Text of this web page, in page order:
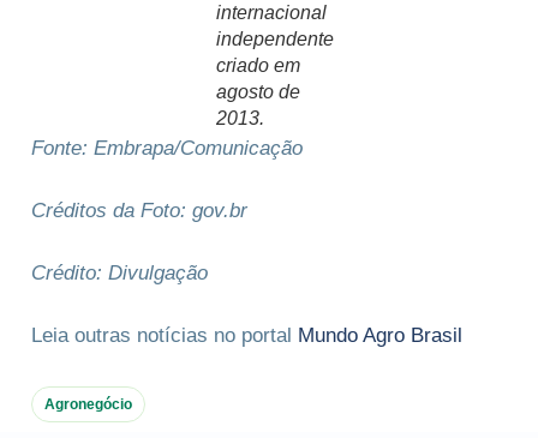
internacional
independente
criado em
agosto de
2013.
Fonte: Embrapa/Comunicação
Créditos da Foto: gov.br
Crédito: Divulgação
Leia outras notícias no portal Mundo Agro Brasil
Agronegócio